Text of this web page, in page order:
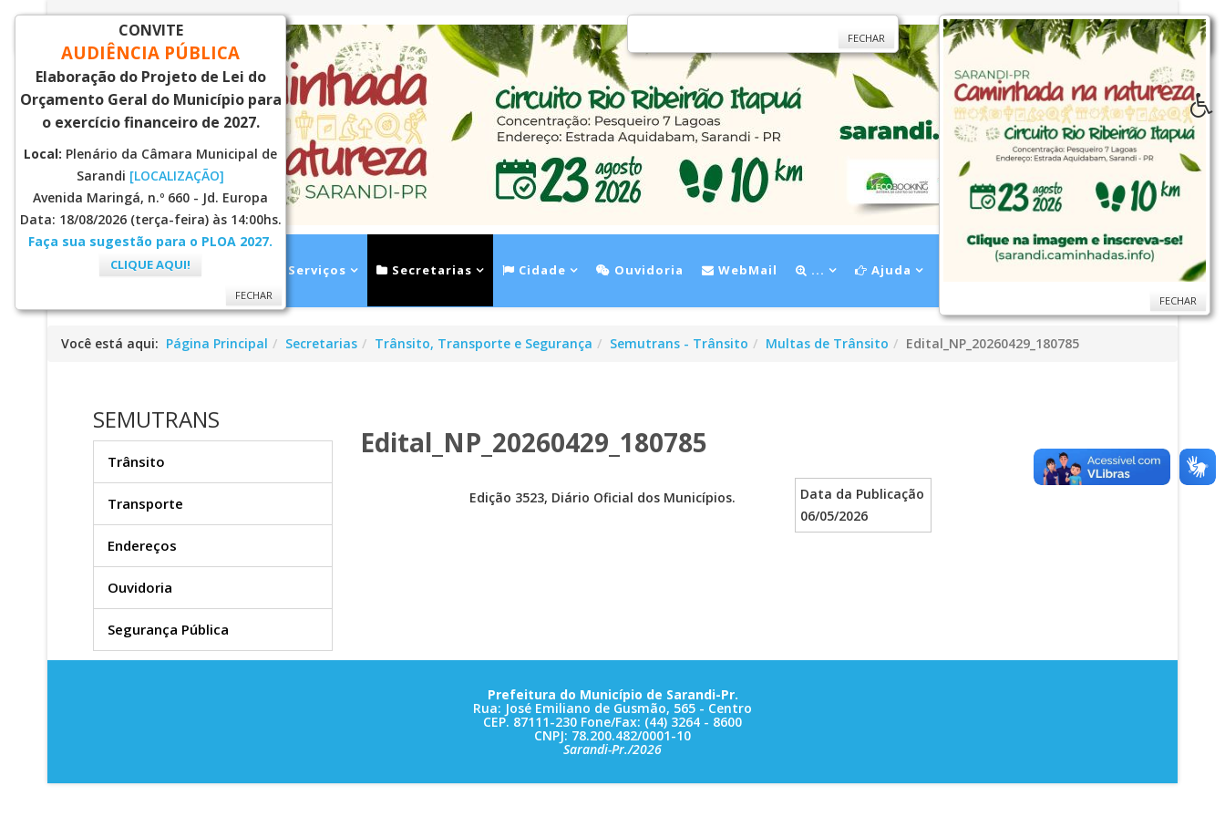
Inicial Serviços Secretarias Cidade Ouvidoria WebMail ... Ajuda
Você está aqui: Página Principal Secretarias Trânsito, Transporte e Segurança Semutrans - Trânsito Multas de Trânsito Edital_NP_20260429_180785
SEMUTRANS
Trânsito
Transporte
Endereços
Ouvidoria
Segurança Pública
Edital_NP_20260429_180785
Data da Publicação
06/05/2026
Edição 3523, Diário Oficial dos Municípios.
Prefeitura do Município de Sarandi-Pr.
Rua: José Emiliano de Gusmão, 565 - Centro
CEP. 87111-230 Fone/Fax: (44) 3264 - 8600
CNPJ: 78.200.482/0001-10
Sarandi-Pr./2026
CONVITE
AUDIÊNCIA PÚBLICA
Elaboração do Projeto de Lei do
Orçamento Geral do Município para
o exercício financeiro de 2027.
Local: Plenário da Câmara Municipal de
Sarandi [LOCALIZAÇÃO]
Avenida Maringá, n.º 660 - Jd. Europa
Data: 18/08/2026 (terça-feira) às 14:00hs.
Faça sua sugestão para o PLOA 2027.
CLIQUE AQUI!
FECHAR
FECHAR
FECHAR
FECHAR